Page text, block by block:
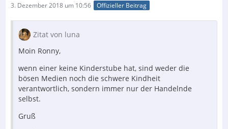
3. Dezember 2018 um 10:56 Offizieller Beitrag
Zitat von luna
Moin Ronny,
wenn einer keine Kinderstube hat, sind weder die
bösen Medien noch die schwere Kindheit
verantwortlich, sondern immer nur der Handelnde
selbst.
Gruß